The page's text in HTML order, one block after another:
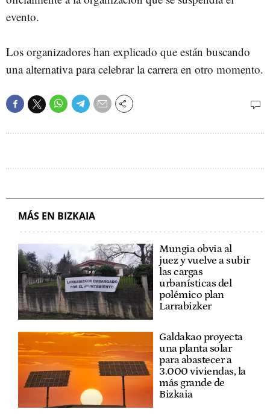
evento.
Los organizadores han explicado que están buscando
una alternativa para celebrar la carrera en otro momento.
MÁS EN BIZKAIA
Mungia obvia al
juez y vuelve a subir
las cargas
urbanísticas del
polémico plan
Larrabizker
Galdakao proyecta
una planta solar
para abastecer a
3.000 viviendas, la
más grande de
Bizkaia